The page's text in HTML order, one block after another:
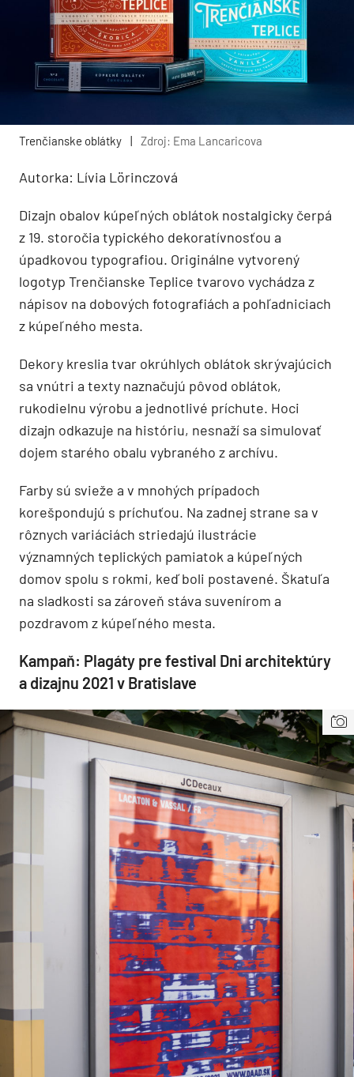
Trenčianske oblátky | Zdroj: Ema Lancaricova
Autorka: Lívia Lörinczová
Dizajn obalov kúpeľných oblátok nostalgicky čerpá
z 19. storočia typického dekoratívnosťou a
úpadkovou typografiou. Originálne vytvorený
logotyp Trenčianske Teplice tvarovo vychádza z
nápisov na dobových fotografiách a pohľadniciach
z kúpeľného mesta.
Dekory kreslia tvar okrúhlych oblátok skrývajúcich
sa vnútri a texty naznačujú pôvod oblátok,
rukodielnu výrobu a jednotlivé príchute. Hoci
dizajn odkazuje na históriu, nesnaží sa simulovať
dojem starého obalu vybraného z archívu.
Farby sú svieže a v mnohých prípadoch
korešpondujú s príchuťou. Na zadnej strane sa v
rôznych variáciách striedajú ilustrácie
významných teplických pamiatok a kúpeľných
domov spolu s rokmi, keď boli postavené. Škatuľa
na sladkosti sa zároveň stáva suvenírom a
pozdravom z kúpeľného mesta.
Kampaň: Plagáty pre festival Dni architektúry
a dizajnu 2021 v Bratislave